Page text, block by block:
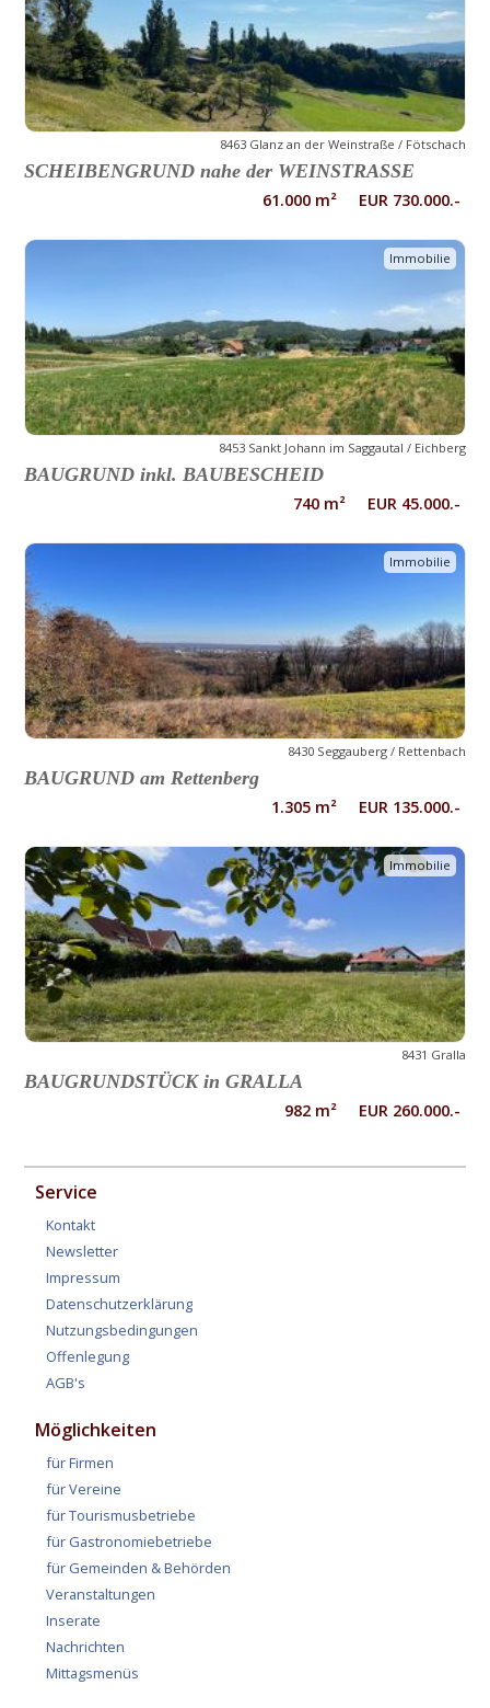
8463 Glanz an der Weinstraße / Fötschach
SCHEIBENGRUND nahe der WEINSTRASSE
61.000 m² EUR 730.000.-
Immobilie
8453 Sankt Johann im Saggautal / Eichberg
BAUGRUND inkl. BAUBESCHEID
740 m² EUR 45.000.-
Immobilie
8430 Seggauberg / Rettenbach
BAUGRUND am Rettenberg
1.305 m² EUR 135.000.-
Immobilie
8431 Gralla
BAUGRUNDSTÜCK in GRALLA
982 m² EUR 260.000.-
Service
Kontakt
Newsletter
Impressum
Datenschutzerklärung
Nutzungsbedingungen
Offenlegung
AGB's
Möglichkeiten
für Firmen
für Vereine
für Tourismusbetriebe
für Gastronomiebetriebe
für Gemeinden & Behörden
Veranstaltungen
Inserate
Nachrichten
Mittagsmenüs